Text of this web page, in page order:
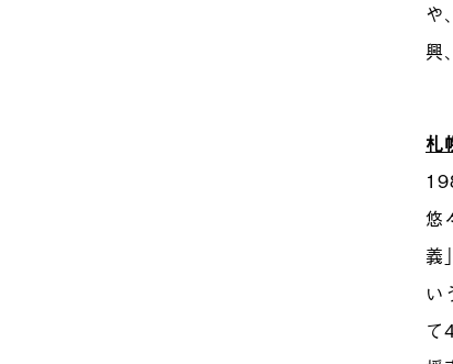
や
興
札
悠
義
い
て